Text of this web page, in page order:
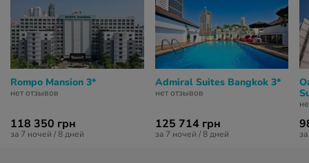
Rompo Mansion 3*
нет отзывов
118 350 грн
за 7 ночей / 8 дней
Admiral Suites Bangkok 3*
нет отзывов
125 714 грн
за 7 ночей / 8 дней